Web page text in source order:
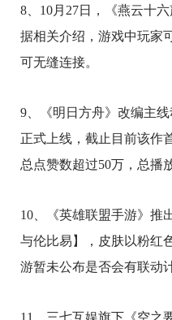
8、10月27日，《燕云十
据相关介绍，游戏中玩家
可无缝连接。
9、《明日方舟》改编主
正式上线，截止目前该作
总点赞数超过50万，总播
10、《英雄联盟手游》推
与伦比易】，皮肤以粉红
游暂未公布是否会有联动
11、三七互娱旗下《空之